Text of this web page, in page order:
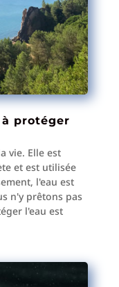
à protéger
vie. Elle est
et est utilisée
l'eau est
n'y prêtons pas
l'eau est